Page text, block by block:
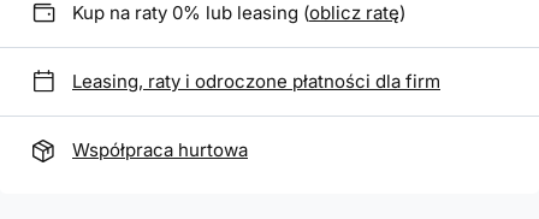
Kup na raty 0% lub leasing (oblicz ratę)
Leasing, raty i odroczone płatności dla firm
Współpraca hurtowa